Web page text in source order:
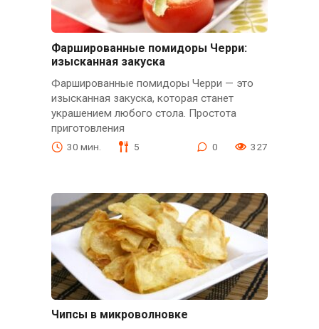
Фаршированные помидоры Черри:
изысканная закуска
Фаршированные помидоры Черри — это
изысканная закуска, которая станет
украшением любого стола. Простота
приготовления
30 мин. 5 0 327
Чипсы в микроволновке